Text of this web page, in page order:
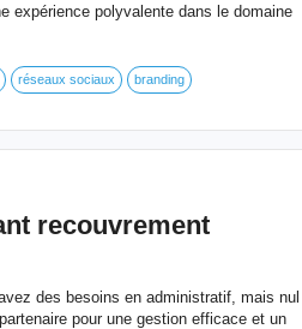
expérience polyvalente dans le domaine
réseaux sociaux branding
recouvrement
des besoins en administratif, mais nul
pour une gestion efficace et un